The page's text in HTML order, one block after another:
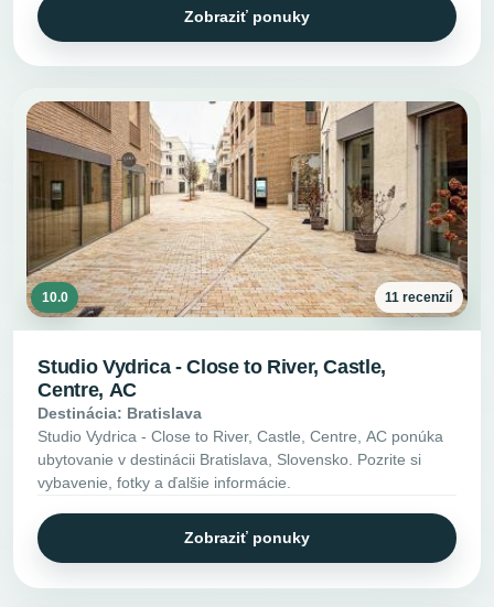
Zobraziť ponuky
10.0 11 recenzií
Studio Vydrica - Close to River, Castle,
Centre, AC
Destinácia: Bratislava
Studio Vydrica - Close to River, Castle, Centre, AC ponúka
ubytovanie v destinácii Bratislava, Slovensko. Pozrite si
vybavenie, fotky a ďalšie informácie.
Zobraziť ponuky